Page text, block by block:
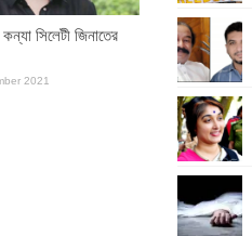
কন্যা সিলেটী জিনাতের
2021